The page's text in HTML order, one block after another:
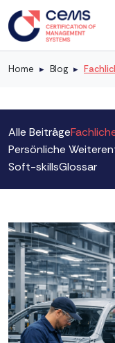
Home Blog
Alle Beiträge
Persönliche
Soft-skillsGlossar